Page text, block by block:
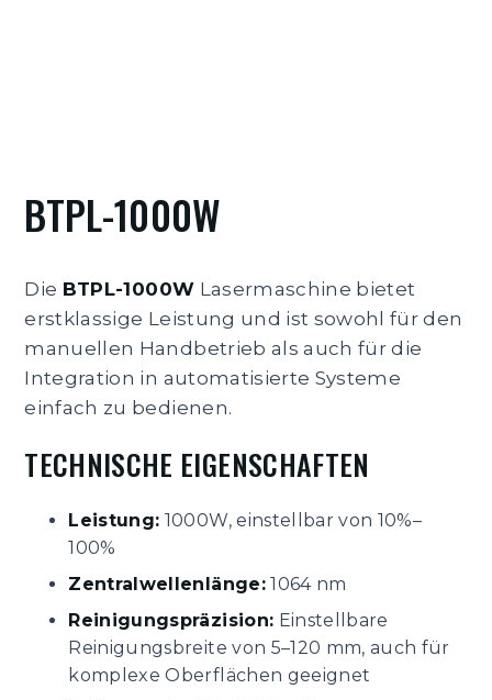
BTPL-1000W
Die BTPL-1000W Lasermaschine bietet
erstklassige Leistung und ist sowohl für den
manuellen Handbetrieb als auch für die
Integration in automatisierte Systeme
einfach zu bedienen.
TECHNISCHE EIGENSCHAFTEN
Leistung: 1000W, einstellbar von 10%–
100%
Zentralwellenlänge:1064 nm
Reinigungspräzision: Einstellbare
Reinigungsbreite von 5–120 mm, auch für
komplexe Oberflächen geeignet